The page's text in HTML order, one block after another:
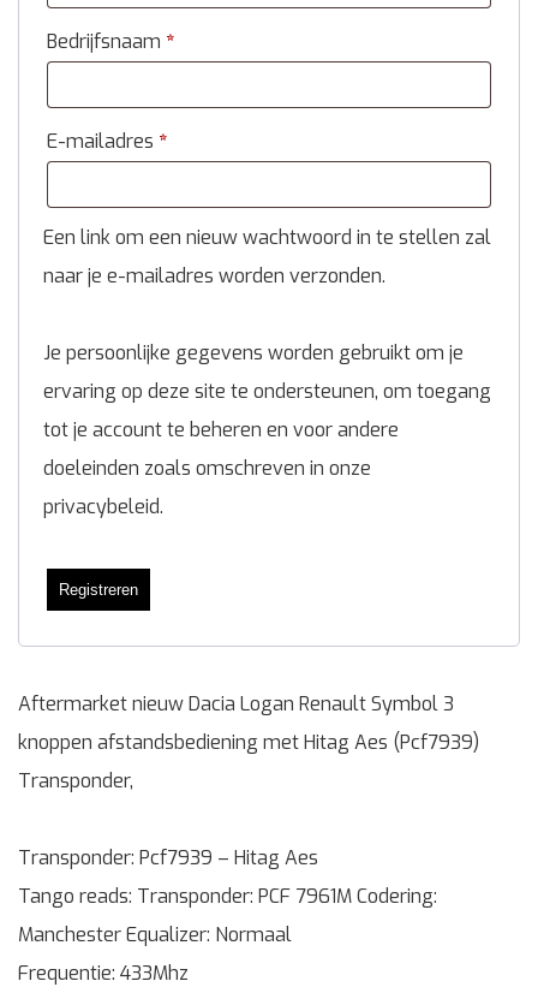
Bedrijfsnaam *
E-mailadres *
Een link om een nieuw wachtwoord in te stellen zal
naar je e-mailadres worden verzonden.
Je persoonlijke gegevens worden gebruikt om je
ervaring op deze site te ondersteunen, om toegang
tot je account te beheren en voor andere
doeleinden zoals omschreven in onze
privacybeleid.
Registreren
Aftermarket nieuw Dacia Logan Renault Symbol 3
knoppen afstandsbediening met Hitag Aes (Pcf7939)
Transponder,
Transponder: Pcf7939 – Hitag Aes
Tango reads: Transponder: PCF 7961M Codering:
Manchester Equalizer: Normaal
Frequentie: 433Mhz